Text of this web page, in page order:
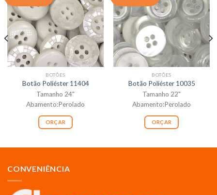
BOTÕES
Botão Poliéster 11404
Tamanho 24"
Abamento:Perolado
ORÇAR
BOTÕES
Botão Poliéster 10035
Tamanho 22"
Abamento:Perolado
ORÇAR
CONVENIÊNCIA